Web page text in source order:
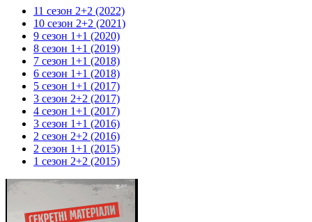
11 сезон 2+2 (2022)
10 сезон 2+2 (2021)
9 сезон 1+1 (2020)
8 сезон 1+1 (2019)
7 сезон 1+1 (2018)
6 сезон 1+1 (2018)
5 сезон 1+1 (2017)
3 сезон 2+2 (2017)
4 сезон 1+1 (2017)
3 сезон 1+1 (2016)
2 сезон 2+2 (2016)
2 сезон 1+1 (2015)
1 сезон 2+2 (2015)